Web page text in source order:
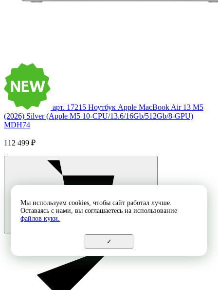
арт. 17215 Ноутбук Apple MacBook Air 13 M5
(2026) Silver (Apple M5 10-CPU/13.6/16Gb/512Gb/8-GPU)
MDH74
112 499 ₽
Мы используем cookies, чтобы сайт работал лучше.
Оставаясь с нами, вы соглашаетесь на использование
файлов куки.
✓